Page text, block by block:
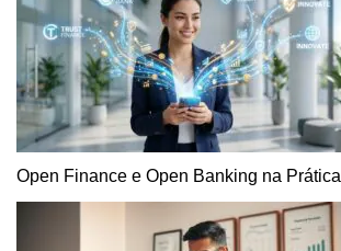
Open Finance e Open Banking na Prática